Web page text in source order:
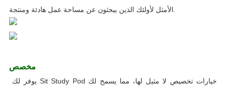
الأمثل لأولئك الذين يبحثون عن مساحة عمل هادئة ومنتجة
مخصص